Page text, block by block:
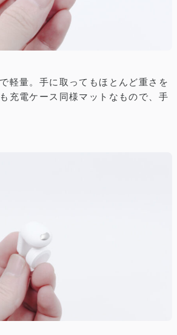
軽量。手に取ってもほとんど重さを
充電ケース同様マットなもので、手